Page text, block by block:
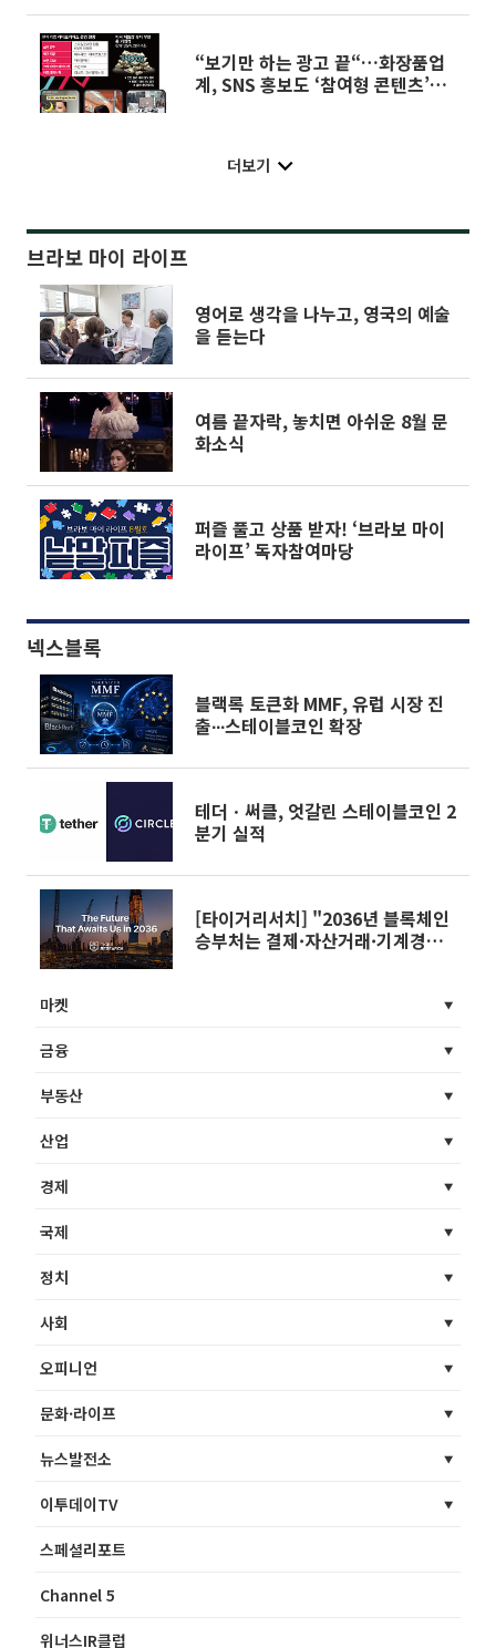
“보기만 하는 광고 끝“…화장품업
계, SNS 홍보도 ‘참여형 콘텐츠’로
더보기
브라보 마이 라이프
영어로 생각을 나누고, 영국의 예술
을 듣는다
여름 끝자락, 놓치면 아쉬운 8월 문
화소식
퍼즐 풀고 상품 받자! ‘브라보 마이
라이프’ 독자참여마당
넥스블록
블랙록 토큰화 MMF, 유럽 시장 진
출∙∙∙스테이블코인 확장
테더ㆍ써클, 엇갈린 스테이블코인 2
분기 실적
[타이거리서치] "2036년 블록체인
승부처는 결제·자산거래·기계경제
마켓
금융
부동산
산업
경제
국제
정치
사회
오피니언
문화·라이프
뉴스발전소
이투데이TV
스페셜리포트
Channel 5
위너스IR클럽